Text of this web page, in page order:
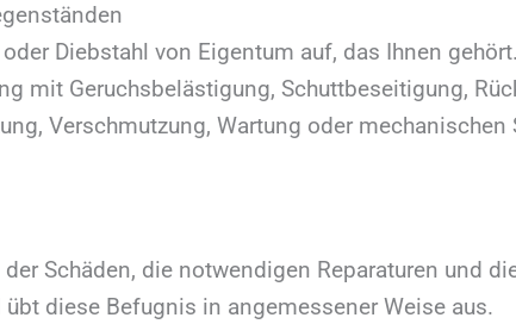
Diebstahl von Eigentum auf, das Ihnen gehört.
mit Geruchsbelästigung, Schuttbeseitigung,
Verschmutzung, Wartung oder mechanischen
Schäden, die notwendigen Reparaturen und
diese Befugnis in angemessener Weise aus.